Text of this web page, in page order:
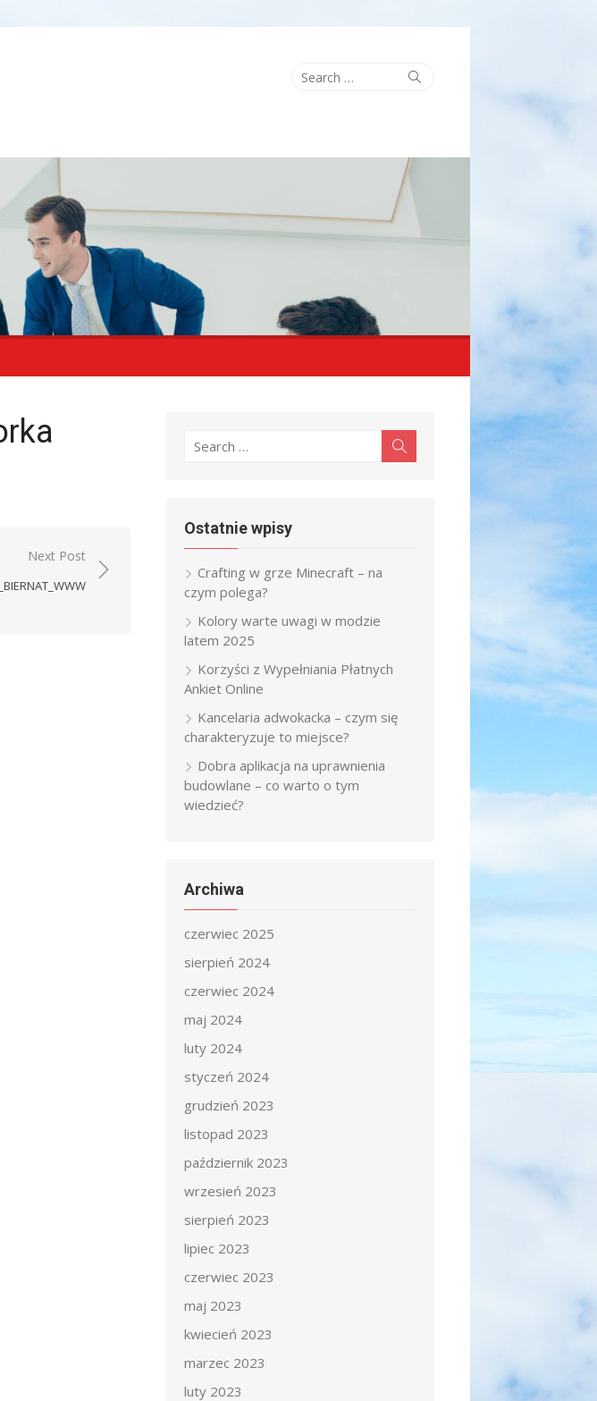
Search
Search
Next Post
Search
Ostatnie wpisy
Crafting w grze Minecraft – na
czym polega?
Kolory warte uwagi w modzie
latem 2025
Korzyści z Wypełniania Płatnych
Ankiet Online
Kancelaria adwokacka – czym się
charakteryzuje to miejsce?
Dobra aplikacja na uprawnienia
budowlane – co warto o tym
wiedzieć?
Archiwa
czerwiec 2025
sierpień 2024
czerwiec 2024
maj 2024
luty 2024
styczeń 2024
grudzień 2023
listopad 2023
październik 2023
wrzesień 2023
sierpień 2023
lipiec 2023
czerwiec 2023
maj 2023
kwiecień 2023
marzec 2023
luty 2023